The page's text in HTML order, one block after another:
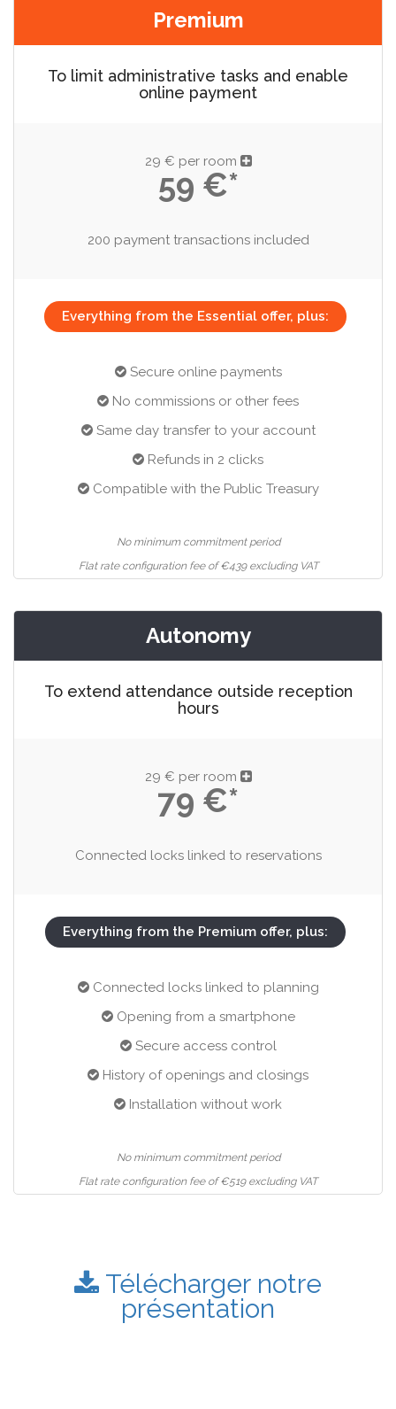
Premium
To limit administrative tasks and enable
online payment
29 € per room
59 €*
200 payment transactions included
Everything from the Essential offer, plus:
Secure online payments
No commissions or other fees
Same day transfer to your account
Refunds in 2 clicks
Compatible with the Public Treasury
No minimum commitment period
Flat rate configuration fee of €439 excluding VAT
Autonomy
To extend attendance outside reception
hours
29 € per room
79 €*
Connected locks linked to reservations
Everything from the Premium offer, plus:
Connected locks linked to planning
Opening from a smartphone
Secure access control
History of openings and closings
Installation without work
No minimum commitment period
Flat rate configuration fee of €519 excluding VAT
Télécharger notre
présentation